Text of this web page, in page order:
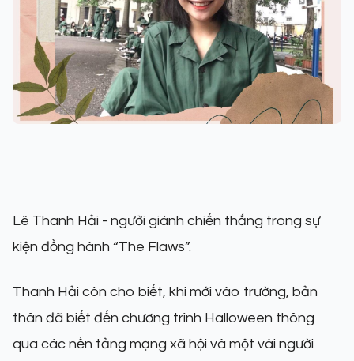
Lê Thanh Hải - người giành chiến thắng trong sự
kiện đồng hành “The Flaws”.
Thanh Hải còn cho biết, khi mới vào trường, bản
thân đã biết đến chương trình Halloween thông
qua các nền tảng mạng xã hội và một vài người